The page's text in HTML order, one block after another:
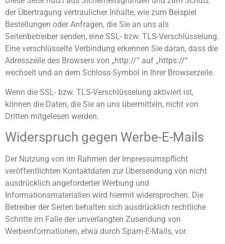
der Übertragung vertraulicher Inhalte, wie zum Beispiel
Bestellungen oder Anfragen, die Sie an uns als
Seitenbetreiber senden, eine SSL- bzw. TLS-Verschlüsselung.
Eine verschlüsselte Verbindung erkennen Sie daran, dass die
Adresszeile des Browsers von „http://“ auf „https://“
wechselt und an dem Schloss-Symbol in Ihrer Browserzeile.
Wenn die SSL- bzw. TLS-Verschlüsselung aktiviert ist,
können die Daten, die Sie an uns übermitteln, nicht von
Dritten mitgelesen werden.
Widerspruch gegen Werbe-E-Mails
Der Nutzung von im Rahmen der Impressumspflicht
veröffentlichten Kontaktdaten zur Übersendung von nicht
ausdrücklich angeforderter Werbung und
Informationsmaterialien wird hiermit widersprochen. Die
Betreiber der Seiten behalten sich ausdrücklich rechtliche
Schritte im Falle der unverlangten Zusendung von
Werbeinformationen, etwa durch Spam-E-Mails, vor.